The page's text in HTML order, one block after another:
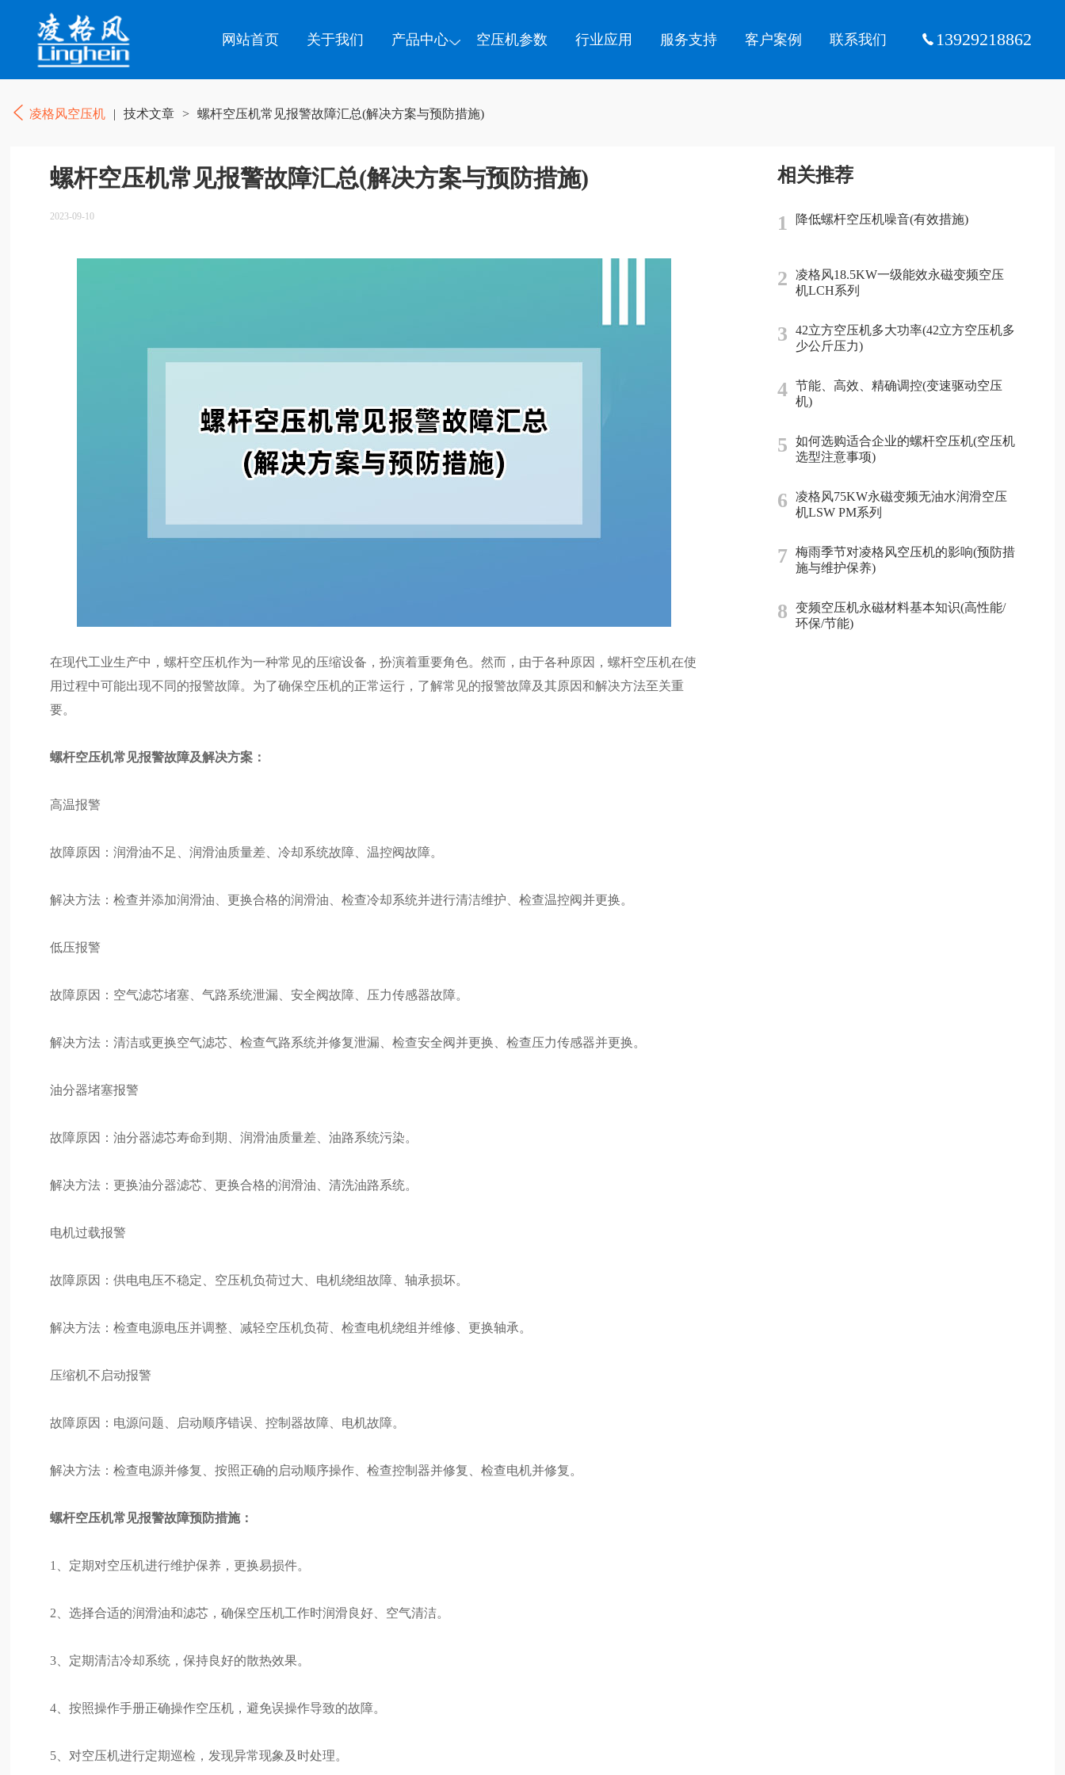
网站首页 关于我们 产品中心 空压机参数 行业应用 服务支持 客户案例 联系我们 13929218862
凌格风空压机 | 技术文章 > 螺杆空压机常见报警故障汇总(解决方案与预防措施)
螺杆空压机常见报警故障汇总(解决方案与预防措施)
2023-09-10
在现代工业生产中，螺杆空压机作为一种常见的压缩设备，扮演着重要角色。然而，由于各种原因，螺杆空压机在使
用过程中可能出现不同的报警故障。为了确保空压机的正常运行，了解常见的报警故障及其原因和解决方法至关重
要。
螺杆空压机常见报警故障及解决方案：
高温报警
故障原因：润滑油不足、润滑油质量差、冷却系统故障、温控阀故障。
解决方法：检查并添加润滑油、更换合格的润滑油、检查冷却系统并进行清洁维护、检查温控阀并更换。
低压报警
故障原因：空气滤芯堵塞、气路系统泄漏、安全阀故障、压力传感器故障。
解决方法：清洁或更换空气滤芯、检查气路系统并修复泄漏、检查安全阀并更换、检查压力传感器并更换。
油分器堵塞报警
故障原因：油分器滤芯寿命到期、润滑油质量差、油路系统污染。
解决方法：更换油分器滤芯、更换合格的润滑油、清洗油路系统。
电机过载报警
故障原因：供电电压不稳定、空压机负荷过大、电机绕组故障、轴承损坏。
解决方法：检查电源电压并调整、减轻空压机负荷、检查电机绕组并维修、更换轴承。
压缩机不启动报警
故障原因：电源问题、启动顺序错误、控制器故障、电机故障。
解决方法：检查电源并修复、按照正确的启动顺序操作、检查控制器并修复、检查电机并修复。
螺杆空压机常见报警故障预防措施：
1、定期对空压机进行维护保养，更换易损件。
2、选择合适的润滑油和滤芯，确保空压机工作时润滑良好、空气清洁。
3、定期清洁冷却系统，保持良好的散热效果。
4、按照操作手册正确操作空压机，避免误操作导致的故障。
5、对空压机进行定期巡检，发现异常现象及时处理。
相关推荐
1 降低螺杆空压机噪音(有效措施)
2
凌格风18.5KW一级能效永磁变频空压
机LCH系列
3
42立方空压机多大功率(42立方空压机多
少公斤压力)
4
节能、高效、精确调控(变速驱动空压
机)
5
如何选购适合企业的螺杆空压机(空压机
选型注意事项)
6
凌格风75KW永磁变频无油水润滑空压
机LSW PM系列
7
梅雨季节对凌格风空压机的影响(预防措
施与维护保养)
8
变频空压机永磁材料基本知识(高性能/
环保/节能)